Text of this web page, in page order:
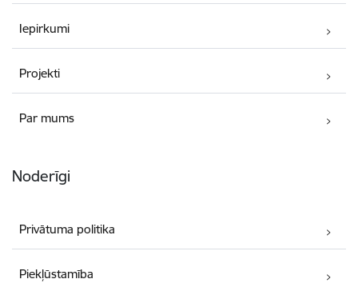
Iepirkumi
Projekti
Par mums
Noderīgi
Privātuma politika
Piekļūstamība